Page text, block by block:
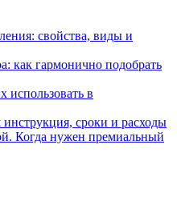
свойства, виды и
как гармонично подобрать
использовать в
сроки и расходы
Когда нужен премиальный